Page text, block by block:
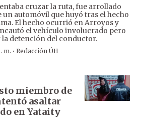
cruzar la ruta, fue arrollado
automóvil que huyó tras el hecho
El hecho ocurrió en Arroyos y
el vehículo involucrado pero
la detención del conductor.
m. · Redacción ÚH
miembro de
asaltar
en Yataity